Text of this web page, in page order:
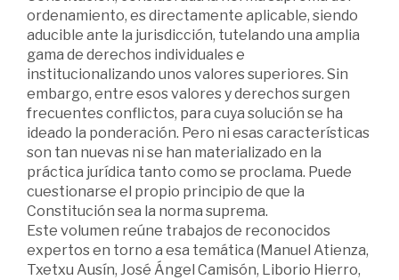
ordenamiento, es directamente aplicable, siendo
aducible ante la jurisdicción, tutelando una amplia
gama de derechos individuales e
institucionalizando unos valores superiores. Sin
embargo, entre esos valores y derechos surgen
frecuentes conflictos, para cuya solución se ha
ideado la ponderación. Pero ni esas características
son tan nuevas ni se han materializado en la
práctica jurídica tanto como se proclama. Puede
cuestionarse el propio principio de que la
Constitución sea la norma suprema.
Este volumen reúne trabajos de reconocidos
expertos en torno a esa temática (Manuel Atienza,
Txetxu Ausín, José Ángel Camisón, Liborio Hierro,